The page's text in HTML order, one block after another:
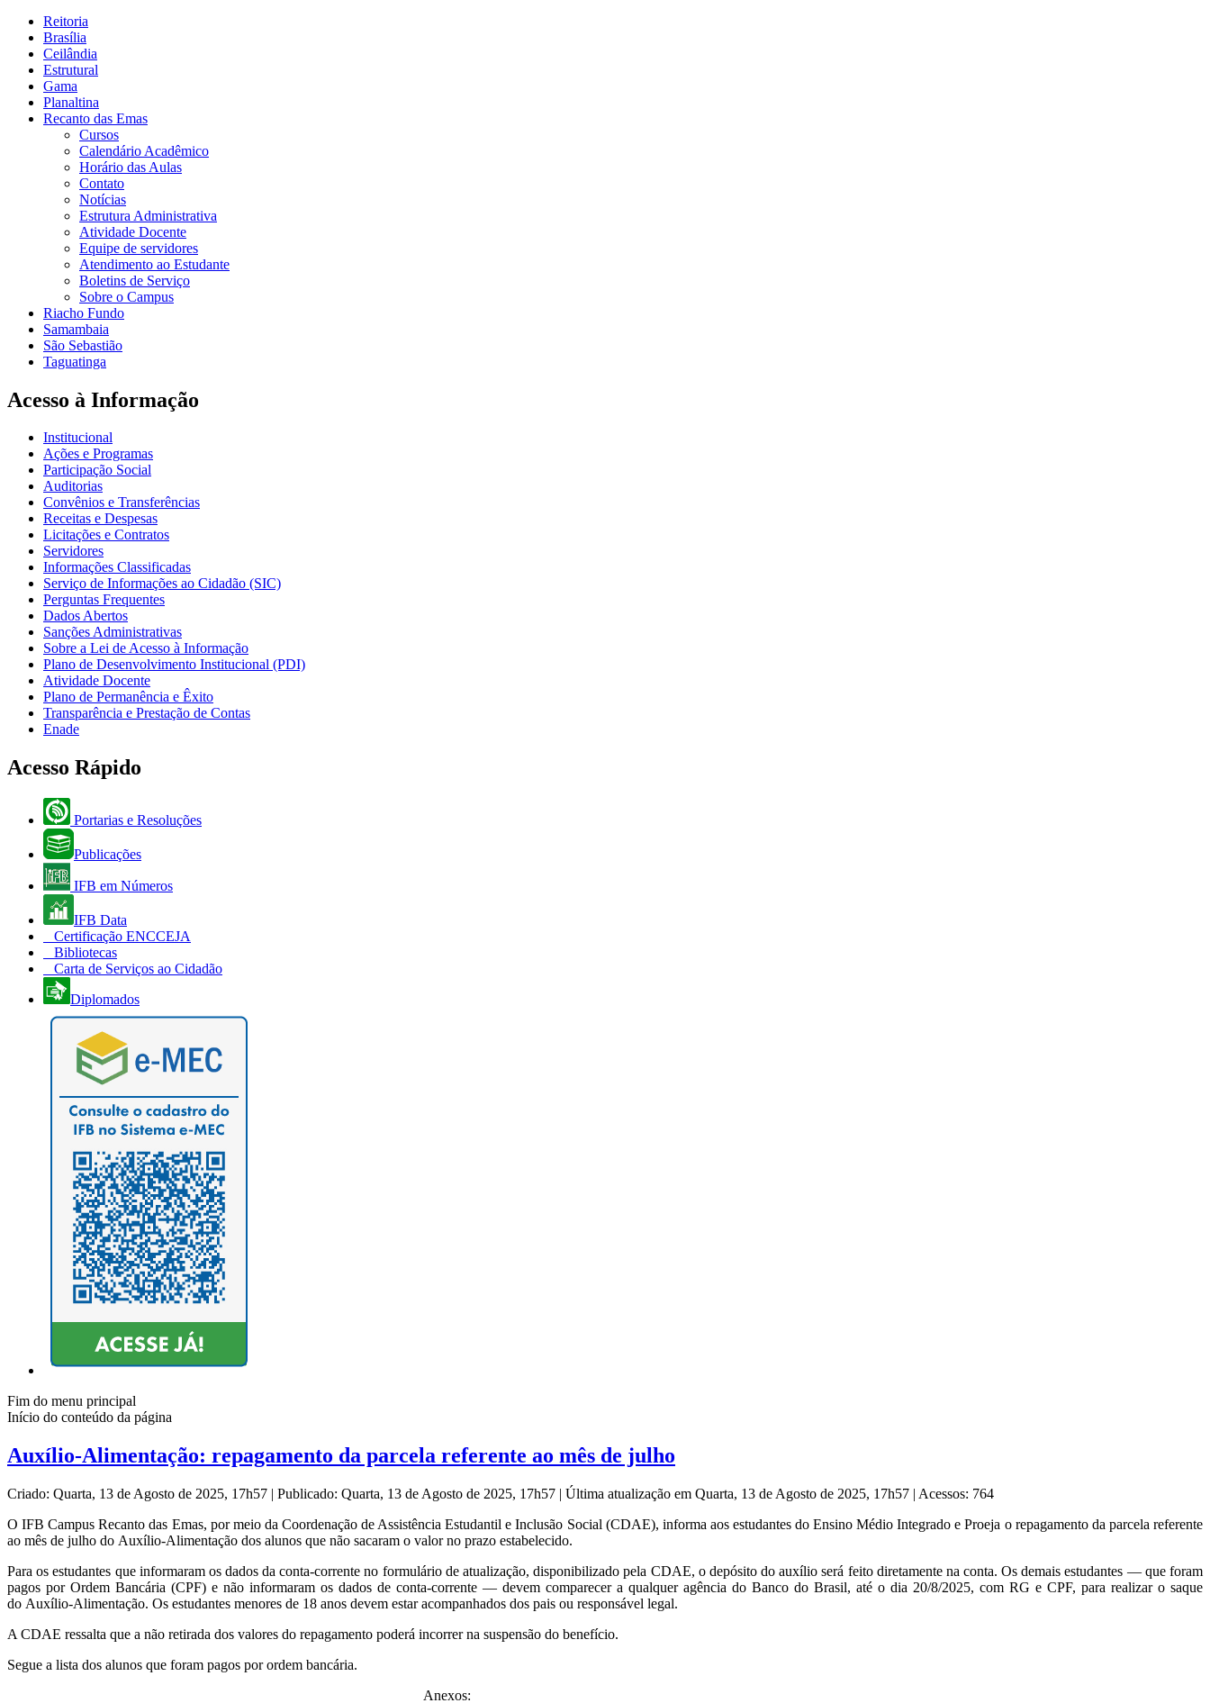
Reitoria
Brasília
Ceilândia
Estrutural
Gama
Planaltina
Recanto das Emas
Cursos
Calendário Acadêmico
Horário das Aulas
Contato
Notícias
Estrutura Administrativa
Atividade Docente
Equipe de servidores
Atendimento ao Estudante
Boletins de Serviço
Sobre o Campus
Riacho Fundo
Samambaia
São Sebastião
Taguatinga
Acesso à Informação
Institucional
Ações e Programas
Participação Social
Auditorias
Convênios e Transferências
Receitas e Despesas
Licitações e Contratos
Servidores
Informações Classificadas
Serviço de Informações ao Cidadão (SIC)
Perguntas Frequentes
Dados Abertos
Sanções Administrativas
Sobre a Lei de Acesso à Informação
Plano de Desenvolvimento Institucional (PDI)
Atividade Docente
Plano de Permanência e Êxito
Transparência e Prestação de Contas
Enade
Acesso Rápido
Portarias e Resoluções
Publicações
IFB em Números
IFB Data
Certificação ENCCEJA
Bibliotecas
Carta de Serviços ao Cidadão
Diplomados
Fim do menu principal
Início do conteúdo da página
Auxílio-Alimentação: repagamento da parcela referente ao mês de julho
Criado: Quarta, 13 de Agosto de 2025, 17h57 | Publicado: Quarta, 13 de Agosto de 2025, 17h57 | Última atualização em Quarta, 13 de Agosto de 2025, 17h57 | Acessos: 764
O IFB Campus Recanto das Emas, por meio da Coordenação de Assistência Estudantil e Inclusão Social (CDAE), informa aos estudantes do Ensino Médio Integrado e Proeja o repagamento da parcela referente
ao mês de julho do Auxílio-Alimentação dos alunos que não sacaram o valor no prazo estabelecido.
Para os estudantes que informaram os dados da conta-corrente no formulário de atualização, disponibilizado pela CDAE, o depósito do auxílio será feito diretamente na conta. Os demais estudantes — que foram
pagos por Ordem Bancária (CPF) e não informaram os dados de conta-corrente — devem comparecer a qualquer agência do Banco do Brasil, até o dia 20/8/2025, com RG e CPF, para realizar o saque
do Auxílio-Alimentação. Os estudantes menores de 18 anos devem estar acompanhados dos pais ou responsável legal.
A CDAE ressalta que a não retirada dos valores do repagamento poderá incorrer na suspensão do benefício.
Segue a lista dos alunos que foram pagos por ordem bancária.
Anexos: